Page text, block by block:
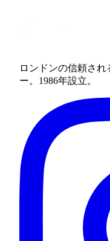
ロンドンの信頼さ
ー。1986年設立。